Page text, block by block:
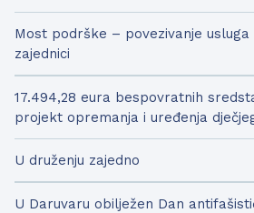
Most podrške – povezivanje usluga
zajednici
17.494,28 eura bespovratnih
projekt opremanja i uređenja
U druženju zajedno
U Daruvaru obilježen Dan